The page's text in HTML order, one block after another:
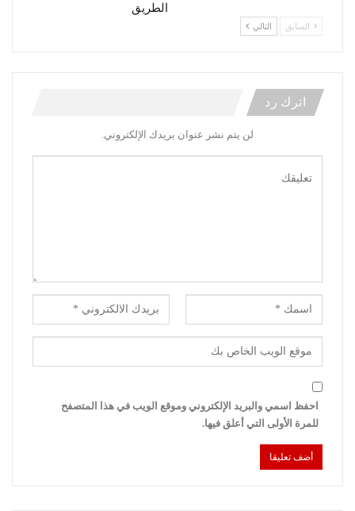
الطريق
السابق التالي
اترك رد
لن يتم نشر عنوان بريدك الإلكتروني.
احفظ اسمي والبريد الإلكتروني وموقع الويب في هذا المتصفح
للمرة الأولى التي أعلق فيها.